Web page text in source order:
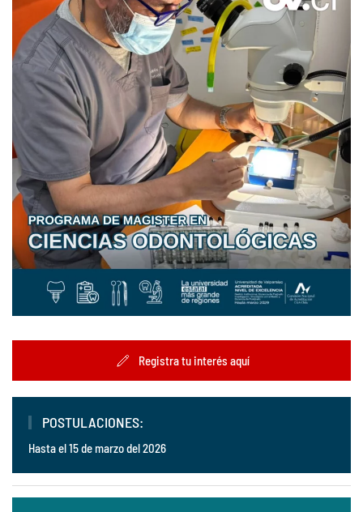
Registra tu interés aquí
POSTULACIONES:
Hasta el 15 de marzo del 2026